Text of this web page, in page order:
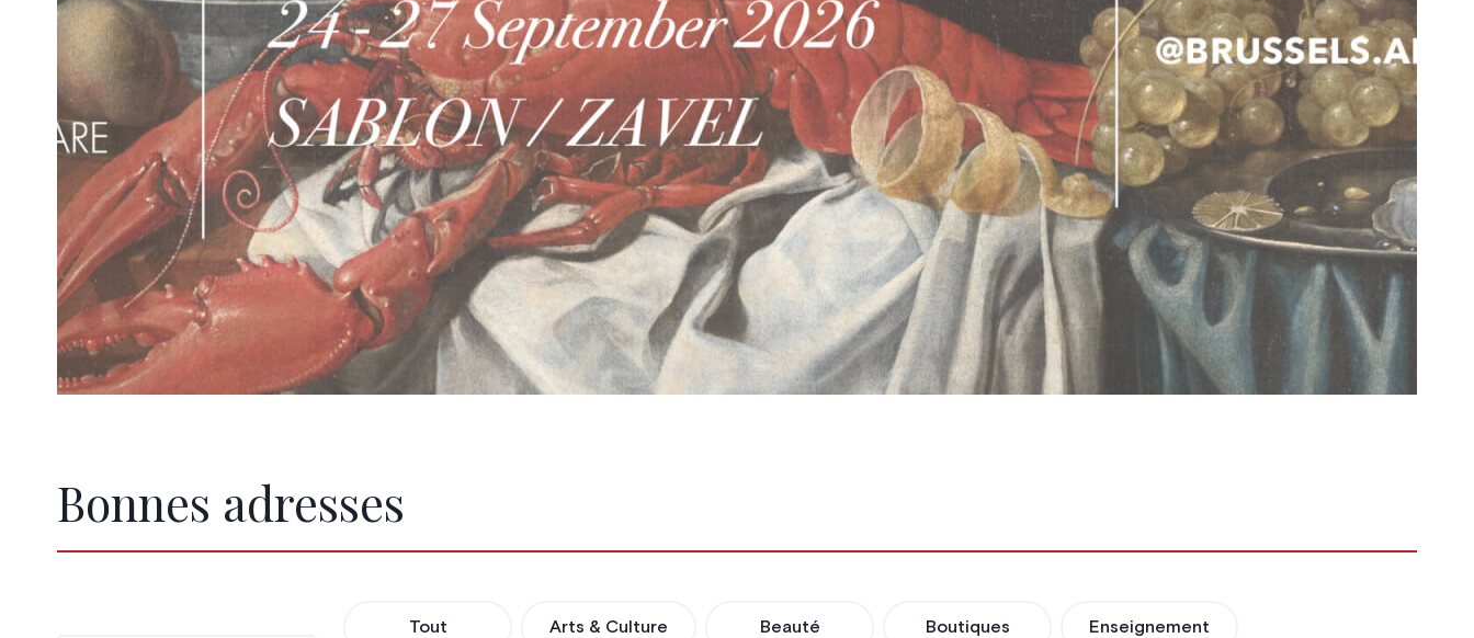
Bonnes adresses
Tout Arts & Culture Beauté Boutiques Enseignement